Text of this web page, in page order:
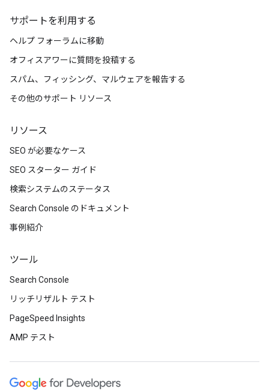
サポートを利用する
ヘルプ フォーラムに移動
オフィスアワーに質問を投稿する
スパム、フィッシング、マルウェアを報告する
その他のサポート リソース
リソース
SEO が必要なケース
SEO スターター ガイド
検索システムのステータス
Search Console のドキュメント
事例紹介
ツール
Search Console
リッチリザルト テスト
PageSpeed Insights
AMP テスト